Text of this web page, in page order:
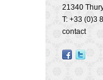
21340
T: +33 (0)3
contact